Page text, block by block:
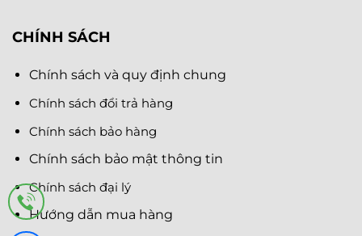
CHÍNH SÁCH
Chính sách và quy định chung
Chính sách đổi trả hàng
Chính sách bảo hàng
Chính sách bảo mật thông tin
Chính sách đại lý
Hướng dẫn mua hàng